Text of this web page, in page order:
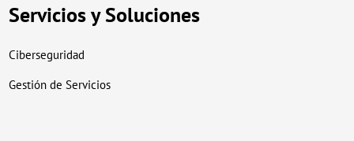
Servicios y Soluciones
Ciberseguridad
Gestión de Servicios